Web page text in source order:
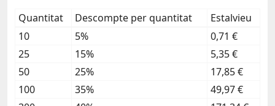
Quantitat
Descompte per quantitat
Estalvieu
10
5%
0,71 €
25
15%
5,35 €
50
25%
17,85 €
100
35%
49,97 €